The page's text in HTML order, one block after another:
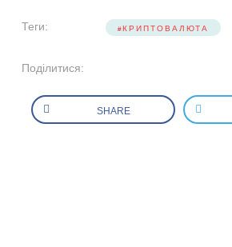
Теги: КРИПТОВАЛЮТА
Поділитися:
SHARE